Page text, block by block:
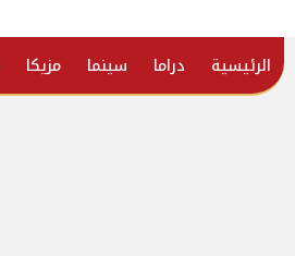
الرئيسية دراما سينما مزيكا